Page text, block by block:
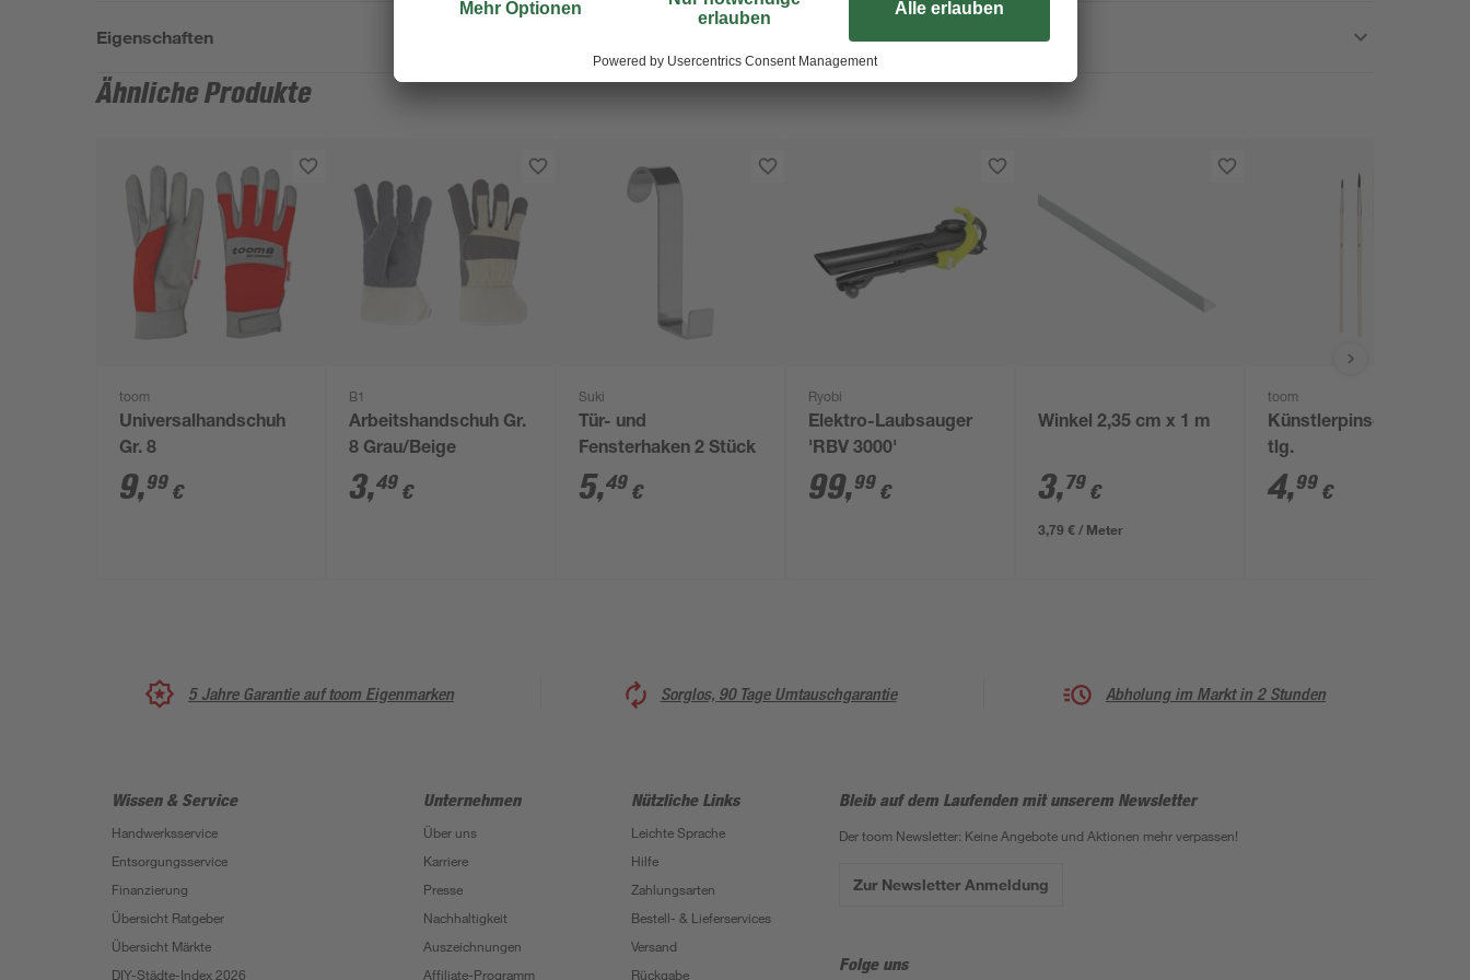
Eigenschaften
Ähnliche Produkte
toom
Universalhandschuh
Gr. 8
9,99 €
B1
Arbeitshandschuh Gr.
8 Grau/Beige
3,49 €
Suki
Tür- und
Fensterhaken 2 Stück
5,49 €
Ryobi
Elektro-Laubsauger
'RBV 3000'
99,99 €
Winkel 2,35 cm x 1 m
3,79 €
3,79 € / Meter
toom
Künstlerpinselset 3-
tlg.
4,99 €
5 Jahre Garantie auf toom Eigenmarken Sorglos, 90 Tage Umtauschgarantie Abholung im Markt in 2 Stunden
Wissen & Service
Handwerksservice
Entsorgungsservice
Finanzierung
Übersicht Ratgeber
Übersicht Märkte
DIY-Städte-Index 2026
Unternehmen
Über uns
Karriere
Presse
Nachhaltigkeit
Auszeichnungen
Affiliate-Programm
Nützliche Links
Leichte Sprache
Hilfe
Zahlungsarten
Bestell- & Lieferservices
Versand
Rückgabe
Bleib auf dem Laufenden mit unserem Newsletter
Der toom Newsletter: Keine Angebote und Aktionen mehr verpassen!
Zur Newsletter Anmeldung
Folge uns